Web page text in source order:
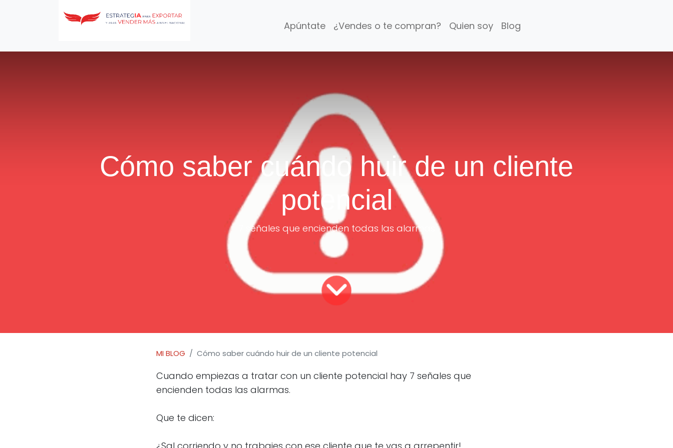
Apúntate ¿Vendes o te compran? Quien soy Blog
Cómo saber cuándo huir de un cliente
potencial
7 señales que encienden todas las alarmas
MI BLOG Cómo saber cuándo huir de un cliente potencial
Cuando empiezas a tratar con un cliente potencial hay 7 señales que
encienden todas las alarmas.
Que te dicen:
alasa tu negocio para que tus ventas despeguen
Mª Angeles Alonso Irisarri|31620 Huarte - Navarra
+34 848 48 08 69